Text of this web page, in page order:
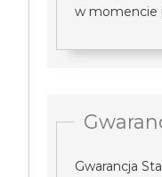
w momencie
Gwarancja